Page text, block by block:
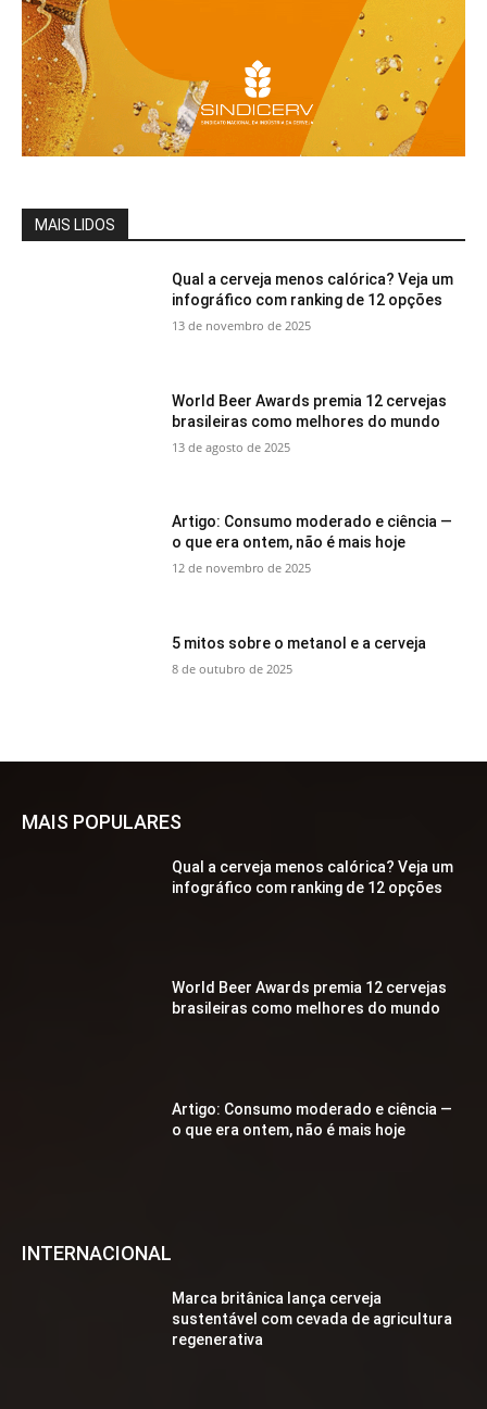
MAIS LIDOS
Qual a cerveja menos calórica? Veja um
infográfico com ranking de 12 opções
13 de novembro de 2025
World Beer Awards premia 12 cervejas
brasileiras como melhores do mundo
13 de agosto de 2025
Artigo: Consumo moderado e ciência —
o que era ontem, não é mais hoje
12 de novembro de 2025
5 mitos sobre o metanol e a cerveja
8 de outubro de 2025
MAIS POPULARES
Qual a cerveja menos calórica? Veja um
infográfico com ranking de 12 opções
World Beer Awards premia 12 cervejas
brasileiras como melhores do mundo
Artigo: Consumo moderado e ciência —
o que era ontem, não é mais hoje
INTERNACIONAL
Marca britânica lança cerveja
sustentável com cevada de agricultura
regenerativa